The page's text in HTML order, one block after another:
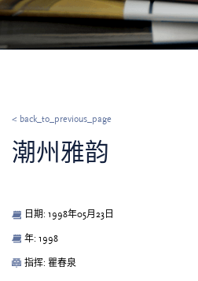
< back_to_previous_page
潮州雅韵
日期: 1998年05月23日
年: 1998
指挥: 瞿春泉